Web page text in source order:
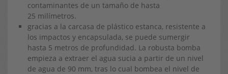
contaminantes de un tamaño de hasta
25 milímetros.
gracias a la carcasa de plástico estanca, resistente a
los impactos y encapsulada, se puede sumergir
hasta 5 metros de profundidad. La robusta bomba
empieza a extraer el agua sucia a partir de un nivel
de agua de 90 mm, tras lo cual bombea el nivel de